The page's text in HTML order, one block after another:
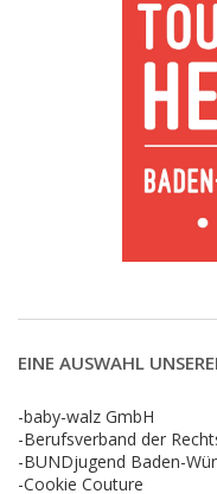
EINE AUSWAHL
-baby-walz GmbH
-Berufsverband der
-BUNDjugend Baden-
-Cookie Couture